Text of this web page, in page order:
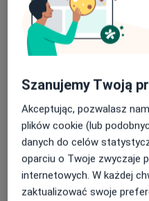
Bilans zdrowia
100 zł Szczegóły
Szczegóły
Konsultacja pediatryczna
100 zł Szczegóły
Konsultacja pediatryczna
Od 100 zł Szczegóły
Szanujemy Twoją
Akceptując, pozwalasz
plików cookie (lub
danych do celów
oparciu o Twoje zwyczaje
internetowych. W każdej
zaktualizować swoje